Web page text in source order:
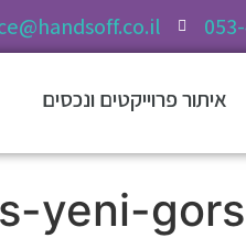
איתור פרוייקטים ונכסים
yeni-